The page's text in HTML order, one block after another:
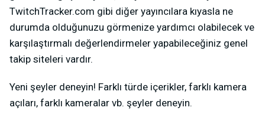
TwitchTracker.com gibi diğer yayıncılara kıyasla ne
durumda olduğunuzu görmenize yardımcı olabilecek ve
karşılaştırmalı değerlendirmeler yapabileceğiniz genel
takip siteleri vardır.
Yeni şeyler deneyin! Farklı türde içerikler, farklı kamera
açıları, farklı kameralar vb. şeyler deneyin.